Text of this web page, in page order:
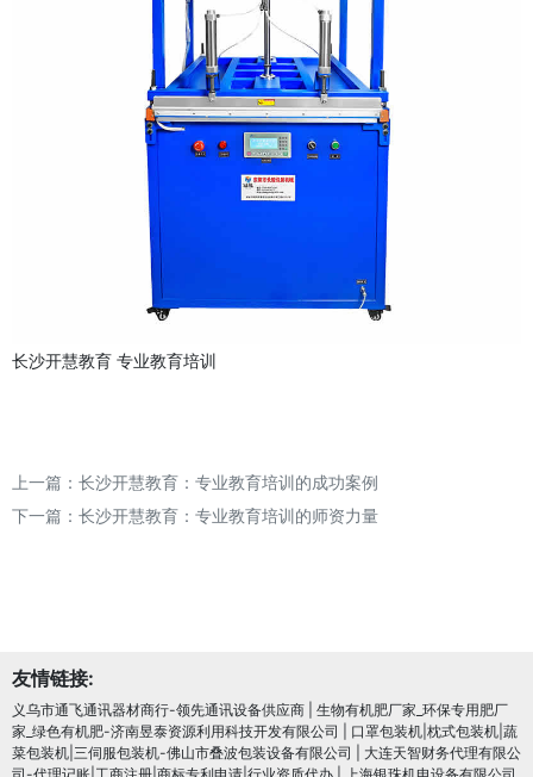
长沙开慧教育 专业教育培训
上一篇： 长沙开慧教育：专业教育培训的成功案例
下一篇： 长沙开慧教育：专业教育培训的师资力量
友情链接:
义乌市通飞通讯器材商行-领先通讯设备供应商
生物有机肥厂家_环保专用肥厂
家_绿色有机肥-济南昱泰资源利用科技开发有限公司
口罩包装机|枕式包装机|蔬
菜包装机|三伺服包装机-佛山市叠波包装设备有限公司
大连天智财务代理有限公